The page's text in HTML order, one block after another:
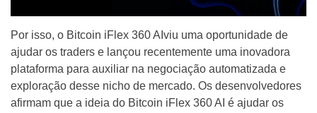
Por isso, o Bitcoin iFlex 360 AIviu uma oportunidade de
ajudar os traders e lançou recentemente uma inovadora
plataforma para auxiliar na negociação automatizada e
exploração desse nicho de mercado. Os desenvolvedores
afirmam que a ideia do Bitcoin iFlex 360 AI é ajudar os